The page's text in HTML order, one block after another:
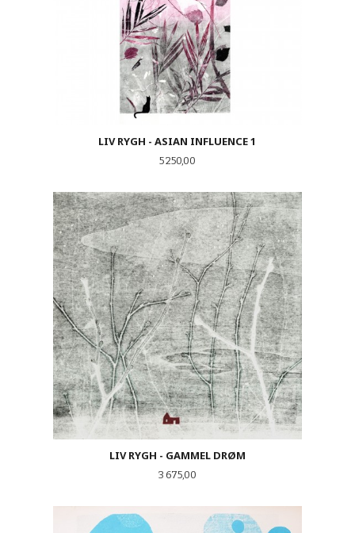
LIV RYGH - ASIAN INFLUENCE 1
Pris
5 250,00
LIV RYGH - GAMMEL DRØM
Pris
3 675,00